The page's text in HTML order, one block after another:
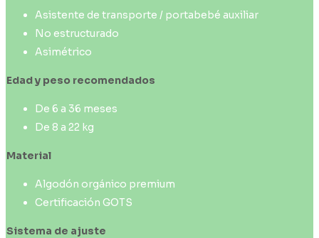
Asistente de transporte / portabebé auxiliar
No estructurado
Asimétrico
Edad y peso recomendados
De 6 a 36 meses
De 8 a 22 kg
Material
Algodón orgánico premium
Certificación GOTS
Sistema de ajuste